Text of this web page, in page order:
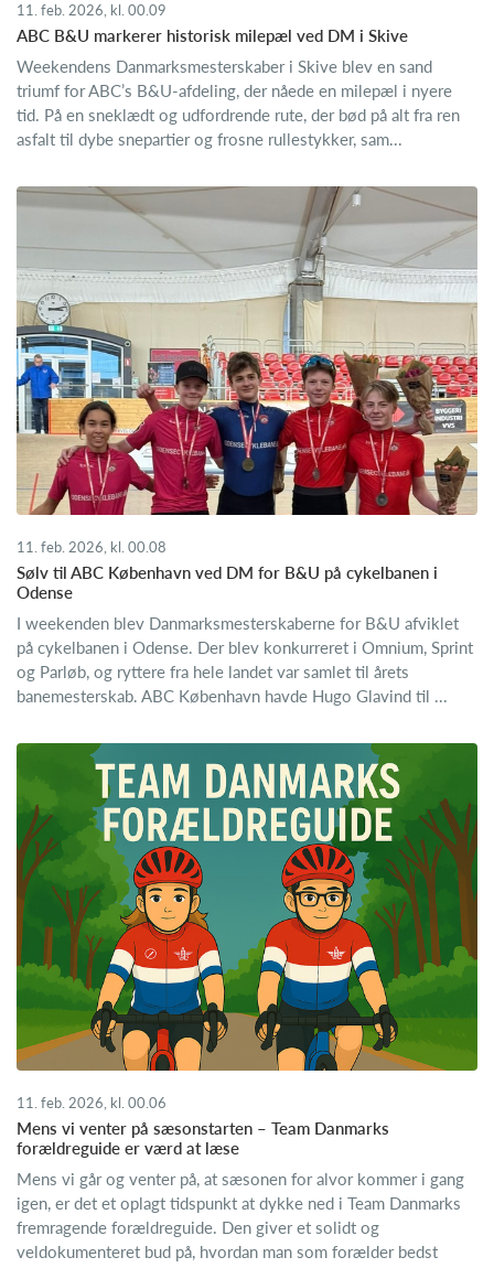
11. feb. 2026, kl. 00.09
ABC B&U markerer historisk milepæl ved DM i Skive
Weekendens Danmarksmesterskaber i Skive blev en sand
triumf for ABC’s B&U-afdeling, der nåede en milepæl i nyere
tid. På en sneklædt og udfordrende rute, der bød på alt fra ren
asfalt til dybe snepartier og frosne rullestykker, sam...
11. feb. 2026, kl. 00.08
Sølv til ABC København ved DM for B&U på cykelbanen i
Odense
I weekenden blev Danmarksmesterskaberne for B&U afviklet
på cykelbanen i Odense. Der blev konkurreret i Omnium, Sprint
og Parløb, og ryttere fra hele landet var samlet til årets
banemesterskab. ABC København havde Hugo Glavind til ...
11. feb. 2026, kl. 00.06
Mens vi venter på sæsonstarten – Team Danmarks
forældreguide er værd at læse
Mens vi går og venter på, at sæsonen for alvor kommer i gang
igen, er det et oplagt tidspunkt at dykke ned i Team Danmarks
fremragende forældreguide. Den giver et solidt og
veldokumenteret bud på, hvordan man som forælder bedst